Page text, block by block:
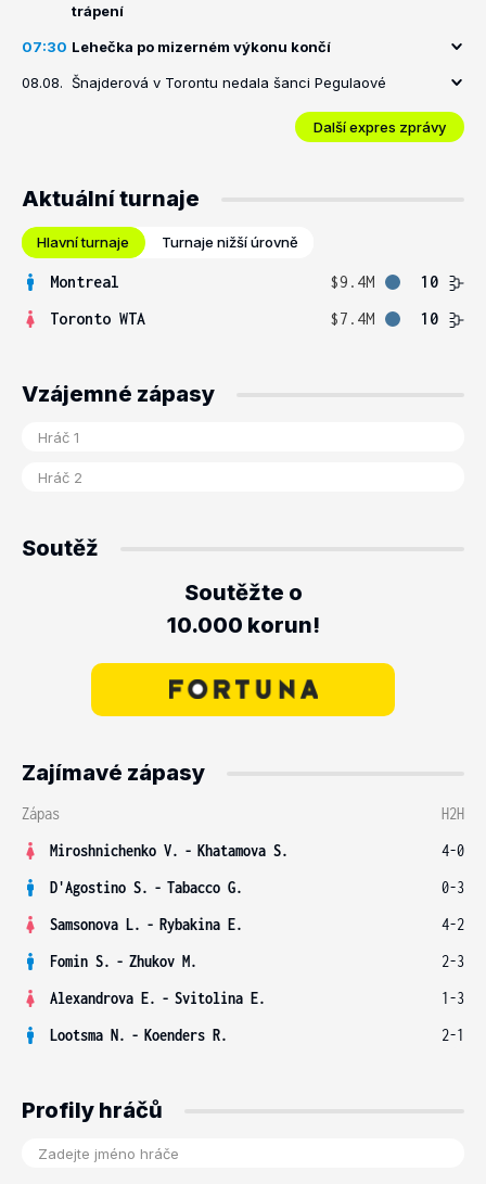
trápení
07:30 Lehečka po mizerném výkonu končí
08.08. Šnajderová v Torontu nedala šanci Pegulaové
Další expres zprávy
Aktuální turnaje
Hlavní turnaje Turnaje nižší úrovně
Montreal $9.4M
10
Toronto WTA
$7.4M 10
Vzájemné zápasy
Soutěž
Soutěžte o
10.000 korun!
Zajímavé zápasy
Zápas
H2H
Miroshnichenko V. - Khatamova S.
4-0
D'Agostino S. - Tabacco G.
0-3
Samsonova L. - Rybakina E.
4-2
Fomin S. - Zhukov M.
2-3
Alexandrova E. - Svitolina E.
1-3
Lootsma N. - Koenders R. 2-1
Profily hráčů